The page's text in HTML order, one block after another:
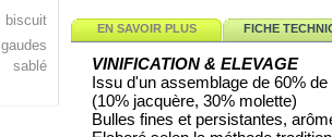
biscuit
gaudes
sablé
EN SAVOIR PLUS FICHE
VINIFICATION & ELEVAGE
Issu d'un assemblage de 60%
(10% jacquère, 30% molette)
Bulles fines et persistantes,